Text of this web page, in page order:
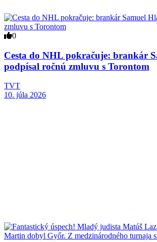
0
Cesta do NHL pokračuje: brankár
podpísal ročnú zmluvu s Torontom
TVT
10. júla 2026